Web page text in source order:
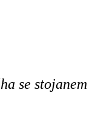
se stojanem